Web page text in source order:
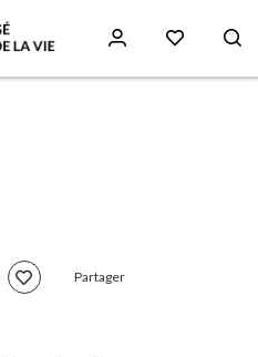
Partager